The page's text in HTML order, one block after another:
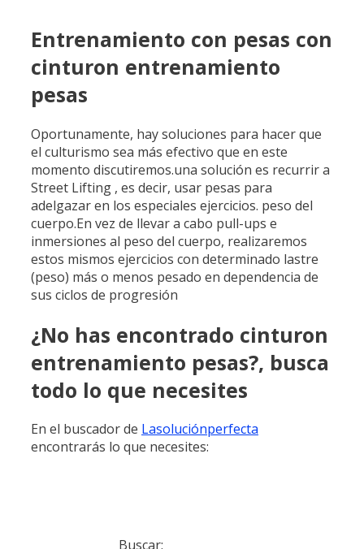
Entrenamiento con pesas con
cinturon entrenamiento
pesas
Oportunamente, hay soluciones para hacer que
el culturismo sea más efectivo que en este
momento discutiremos.una solución es recurrir a
Street Lifting , es decir, usar pesas para
adelgazar en los especiales ejercicios. peso del
cuerpo.En vez de llevar a cabo pull-ups e
inmersiones al peso del cuerpo, realizaremos
estos mismos ejercicios con determinado lastre
(peso) más o menos pesado en dependencia de
sus ciclos de progresión
¿No has encontrado cinturon
entrenamiento pesas?, busca
todo lo que necesites
En el buscador de Lasoluciónperfecta
encontrarás lo que necesites:
Buscar: